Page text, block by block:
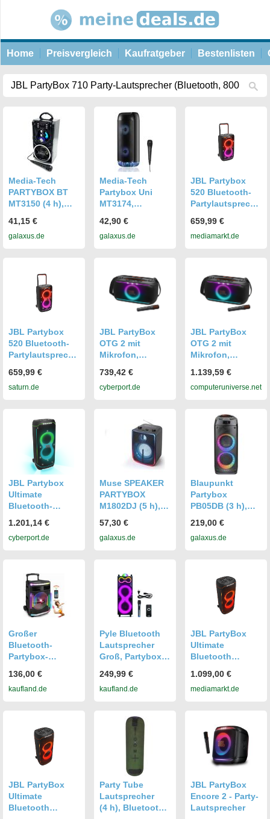
Home Preisvergleich Kaufratgeber Bestenlisten
Media-Tech
PARTYBOX BT
MT3150 (4 h),
Lautsprecher,
Schwarz
41,15 €
galaxus.de
Media-Tech
Partybox Uni
MT3174,
Lautsprecher,
Schwarz
42,90 €
galaxus.de
JBL Partybox
520 Bluetooth-
Partylautspreche
659,99 €
mediamarkt.de
JBL Partybox
520 Bluetooth-
Partylautspreche
659,99 €
saturn.de
JBL PartyBox
OTG 2 mit
Mikrofon,
Lautsprecher
739,42 €
cyberport.de
JBL PartyBox
OTG 2 mit
Mikrofon,
Lautsprecher
1.139,59 €
computeruniverse.net
JBL Partybox
Ultimate
Bluetooth-
WiFi
1.201,14 €
cyberport.de
Muse SPEAKER
PARTYBOX
M1802DJ (5 h),
Lautsprecher,
Schwarz
57,30 €
galaxus.de
Blaupunkt
Partybox
PB05DB (3 h),
Lautsprecher,
Schwarz
219,00 €
galaxus.de
Großer
Bluetooth-
Partybox-
600W USB LED
Karaoke 10-Zoll-
136,00 €
kaufland.de
Pyle Bluetooth
Lautsprecher
Groß, Partybox,
Mikrofon &
Fernsteuerung,
r 240Watt
249,99 €
kaufland.de
JBL PartyBox
Ultimate
Bluetooth
Schwarz
1.099,00 €
mediamarkt.de
JBL PartyBox
Ultimate
Bluetooth
Party Tube
Lautsprecher
(4 h), Bluetooth
JBL PartyBox
Encore 2 - Party-
Lautsprecher